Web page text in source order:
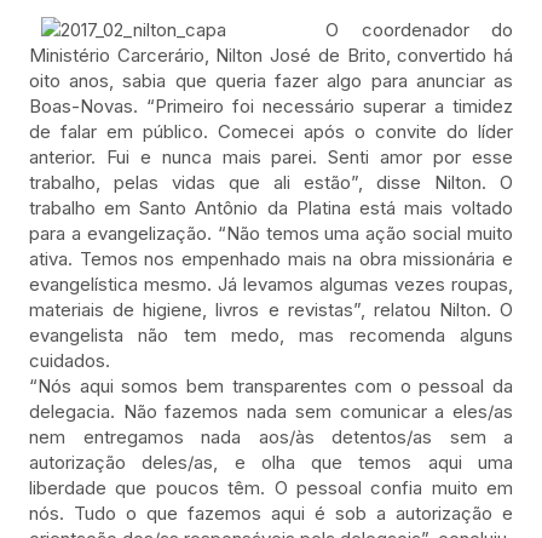
O coordenador do
Ministério Carcerário, Nilton José de Brito, convertido há
oito anos, sabia que queria fazer algo para anunciar as
Boas-Novas. “Primeiro foi necessário superar a timidez
de falar em público. Comecei após o convite do líder
anterior. Fui e nunca mais parei. Senti amor por esse
trabalho, pelas vidas que ali estão”, disse Nilton. O
trabalho em Santo Antônio da Platina está mais voltado
para a evangelização. “Não temos uma ação social muito
ativa. Temos nos empenhado mais na obra missionária e
evangelística mesmo. Já levamos algumas vezes roupas,
materiais de higiene, livros e revistas”, relatou Nilton. O
evangelista não tem medo, mas recomenda alguns
cuidados.
“Nós aqui somos bem transparentes com o pessoal da
delegacia. Não fazemos nada sem comunicar a eles/as
nem entregamos nada aos/às detentos/as sem a
autorização deles/as, e olha que temos aqui uma
liberdade que poucos têm. O pessoal confia muito em
nós. Tudo o que fazemos aqui é sob a autorização e